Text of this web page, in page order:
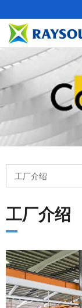
工厂介绍
工厂介绍